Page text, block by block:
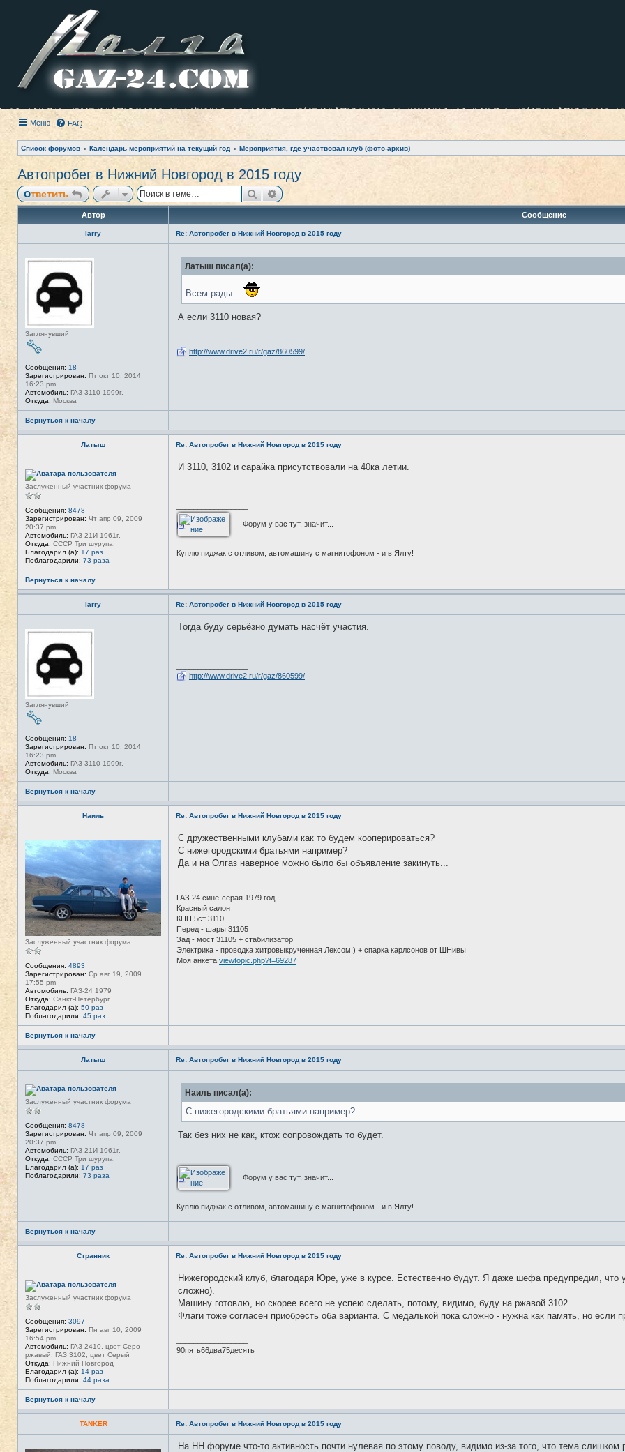
Меню FAQ
Список форумов Календарь мероприятий на текущий год Мероприятия, где участвовал клуб (фото-архив)
Автопробег в Нижний Новгород в 2015 году
Ответить ПоискРасширенный поиск
Автор Сообщение
larry
Н
в
Заглянувший
Сообщения: 18
Зарегистрирован: Пт окт 10, 2014
16:23 pm
Автомобиль: ГАЗ-3110 1999г.
Откуда: Москва
Re: Автопробег в Нижний Новгород в 2015 году
Латыш писал(а):
Всем рады.
А если 3110 новая?
http://www.drive2.ru/r/gaz/860599/
Вернуться к началу
Латыш
Н
е
в
с
т
и
Заслуженный участник форума
Сообщения: 8478
Зарегистрирован: Чт апр 09, 2009
20:37 pm
Автомобиль: ГАЗ 21И 1961г.
Откуда: CCCР Три шурупа.
Благодарил (а): 17 раз
Поблагодарили: 73 раза
Re: Автопробег в Нижний Новгород в 2015 году
И 3110, 3102 и сарайка присутствовали на 40ка летии.
Форум у вас тут, значит...
Куплю пиджак с отливом, автомашину с магнитофоном - и в Ялту!
Вернуться к началу
larry
Н
в
Заглянувший
Сообщения: 18
Зарегистрирован: Пт окт 10, 2014
16:23 pm
Автомобиль: ГАЗ-3110 1999г.
Откуда: Москва
Re: Автопробег в Нижний Новгород в 2015 году
Тогда буду серьёзно думать насчёт участия.
http://www.drive2.ru/r/gaz/860599/
Вернуться к началу
Наиль
Н
е
в
с
е
т
и
Заслуженный участник форума
Сообщения: 4893
Зарегистрирован: Ср авг 19, 2009
17:55 pm
Автомобиль: ГАЗ-24 1979
Откуда: Санкт-Петербург
Благодарил (а): 50 раз
Поблагодарили: 45 раз
Re: Автопробег в Нижний Новгород в 2015 году
С дружественными клубами как то будем кооперироваться?
С нижегородскими братьями например?
Да и на Олгаз наверное можно было бы объявление закинуть...
ГАЗ 24 сине-серая 1979 год
Красный салон
КПП 5ст 3110
Перед - шары 31105
Зад - мост 31105 + стабилизатор
Электрика - проводка хитровыкрученная Лексом:) + спарка карлсонов от ШНивы
Моя анкета viewtopic.php?t=69287
Вернуться к началу
Латыш
Н
е
в
с
е
т
и
Заслуженный участник форума
Сообщения: 8478
Зарегистрирован: Чт апр 09, 2009
20:37 pm
Автомобиль: ГАЗ 21И 1961г.
Откуда: CCCР Три шурупа.
Благодарил (а): 17 раз
Поблагодарили: 73 раза
Re: Автопробег в Нижний Новгород в 2015 году
Наиль писал(а):
С нижегородскими братьями например?
Так без них не как, ктож сопровождать то будет.
Форум у вас тут, значит...
Куплю пиджак с отливом, автомашину с магнитофоном - и в Ялту!
Вернуться к началу
Странник
Н
е
в
с
т
и
Заслуженный участник форума
Сообщения: 3097
Зарегистрирован: Пн авг 10, 2009
16:54 pm
Автомобиль: ГАЗ 2410, цвет Серо-
ржавый. ГАЗ 3102, цвет Серый
Откуда: Нижний Новгород
Благодарил (а): 14 раз
Поблагодарили: 44 раза
Re: Автопробег в Нижний Новгород в 2015 году
Нижегородский клуб, благодаря Юре, уже в курсе. Естественно будут. Я даже шефа предупредил, что
сложно).
Машину готовлю, но скорее всего не успею сделать, потому, видимо, буду на ржавой 3102.
Флаги тоже согласен приобресть оба варианта. С медалькой пока сложно - нужна как память, но если
90пять66два75десять
Вернуться к началу
TANKER
Н
Re: Автопробег в Нижний Новгород в 2015 году
На НН форуме что-то активность почти нулевая по этому поводу, видимо из-за того, что тема